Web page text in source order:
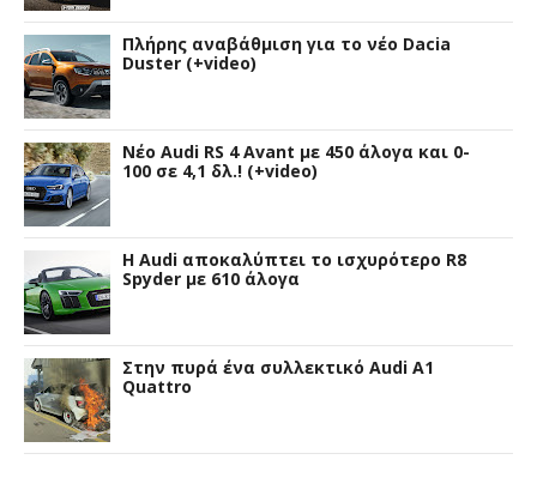
Πλήρης αναβάθμιση για το νέο Dacia
Duster (+video)
Νέο Audi RS 4 Avant με 450 άλογα και 0-
100 σε 4,1 δλ.! (+video)
Η Audi αποκαλύπτει το ισχυρότερο R8
Spyder με 610 άλογα
Στην πυρά ένα συλλεκτικό Audi A1
Quattro